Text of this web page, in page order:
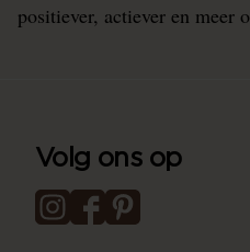
positiever, actiever en meer
Volg ons op